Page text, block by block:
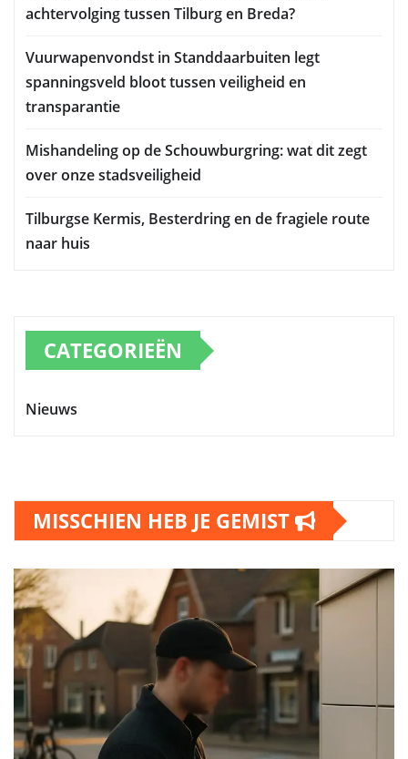
achtervolging tussen Tilburg en Breda?
Vuurwapenvondst in Standdaarbuiten legt
spanningsveld bloot tussen veiligheid en
transparantie
Mishandeling op de Schouwburgring: wat dit zegt
over onze stadsveiligheid
Tilburgse Kermis, Besterdring en de fragiele route
naar huis
CATEGORIEËN
Nieuws
MISSCHIEN HEB JE GEMIST